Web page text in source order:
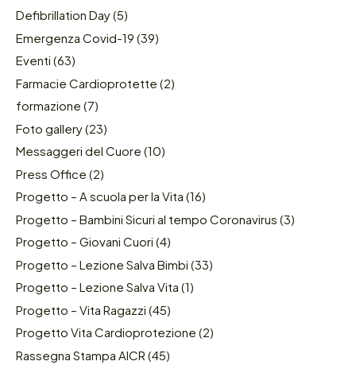
Defibrillation Day(5)
Emergenza Covid-19 (39)
Eventi (63)
Farmacie Cardioprotette (2)
formazione (7)
Foto gallery(23)
Messaggeri del Cuore (10)
Press Office (2)
Progetto – A scuola per la Vita (16)
Progetto – Bambini Sicuri al tempo Coronavirus (3)
Progetto – Giovani Cuori (4)
Progetto – Lezione Salva Bimbi (33)
Progetto – Lezione Salva Vita (1)
Progetto – Vita Ragazzi (45)
Progetto Vita Cardioprotezione (2)
Rassegna Stampa AICR (45)